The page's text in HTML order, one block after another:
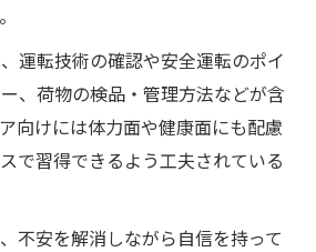
運転技術の確認や安全運転のポイ
、荷物の検品・管理方法などが含
向けには体力面や健康面にも配慮
で習得できるよう工夫されている
不安を解消しながら自信を持って